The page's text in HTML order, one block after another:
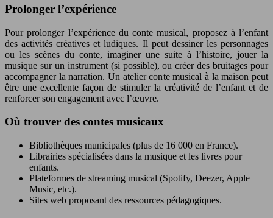
Prolonger l’expérience
Pour prolonger l’expérience du conte musical, proposez à l’enfant
des activités créatives et ludiques. Il peut dessiner les personnages
ou les scènes du conte, imaginer une suite à l’histoire, jouer la
musique sur un instrument (si possible), ou créer des bruitages pour
accompagner la narration. Un atelier conte musical à la maison peut
être une excellente façon de stimuler la créativité de l’enfant et de
renforcer son engagement avec l’œuvre.
Où trouver des contes musicaux
Bibliothèques municipales (plus de 16 000 en France).
Librairies spécialisées dans la musique et les livres pour
enfants.
Plateformes de streaming musical (Spotify, Deezer, Apple
Music, etc.).
Sites web proposant des ressources pédagogiques.